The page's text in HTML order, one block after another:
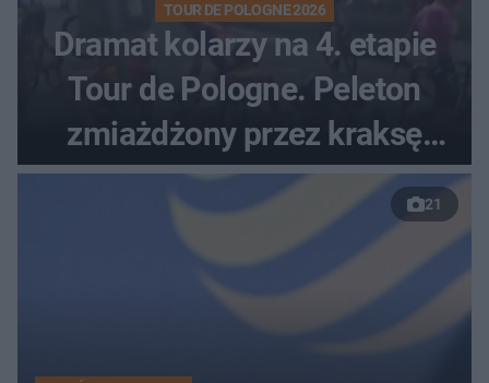
TOUR DE POLOGNE 2026
Dramat kolarzy na 4. etapie
Tour de Pologne. Peleton
zmiażdżony przez kraksę
przed Karpaczem
21